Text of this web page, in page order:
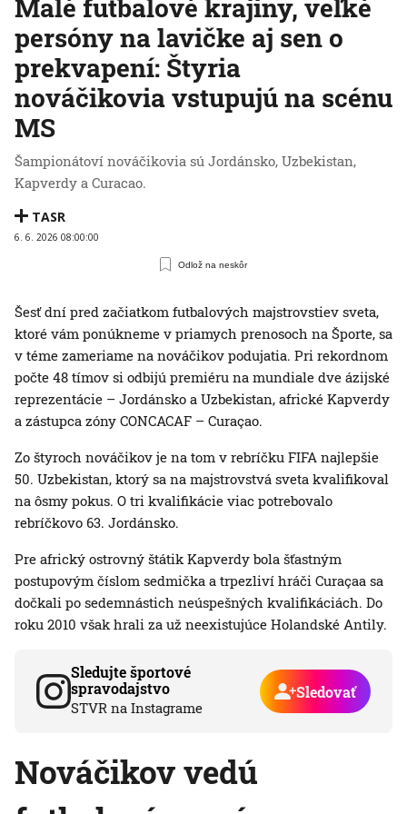
Malé futbalové krajiny, veľké
persóny na lavičke aj sen o
prekvapení: Štyria
nováčikovia vstupujú na scénu
MS
Šampionátoví nováčikovia sú Jordánsko, Uzbekistan,
Kapverdy a Curacao.
TASR
6. 6. 2026 08:00:00
Odlož na neskôr
Šesť dní pred začiatkom futbalových majstrovstiev sveta,
ktoré vám ponúkneme v priamych prenosoch na Športe, sa
v téme zameriame na nováčikov podujatia. Pri rekordnom
počte 48 tímov si odbijú premiéru na mundiale dve ázijské
reprezentácie – Jordánsko a Uzbekistan, africké Kapverdy
a zástupca zóny CONCACAF – Curaçao.
Zo štyroch nováčikov je na tom v rebríčku FIFA najlepšie
50. Uzbekistan, ktorý sa na majstrovstvá sveta kvalifikoval
na ôsmy pokus. O tri kvalifikácie viac potrebovalo
rebríčkovo 63. Jordánsko.
Pre africký ostrovný štátik Kapverdy bola šťastným
postupovým číslom sedmička a trpezliví hráči Curaçaa sa
dočkali po sedemnástich neúspešných kvalifikáciách. Do
roku 2010 však hrali za už neexistujúce Holandské Antily.
Sledujte športové
spravodajstvo
STVR na Instagrame
Sledovať
Nováčikov vedú